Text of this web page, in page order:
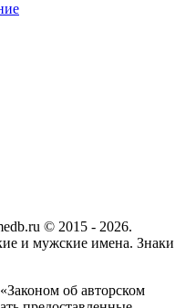
© 2015 - 2026.
и мужские имена. Знаки
об авторском